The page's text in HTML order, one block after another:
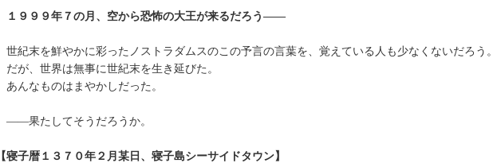
１９９９年７の月、空から恐怖の大王が来るだろう――
世紀末を鮮やかに彩ったノストラダムスのこの予言の言葉を、覚えている人も少なくないだろう。
だが、世界は無事に世紀末を生き延びた。
あんなものはまやかしだった。
――果たしてそうだろうか。
【寝子暦１３７０年２月某日、寝子島シーサイドタウン】